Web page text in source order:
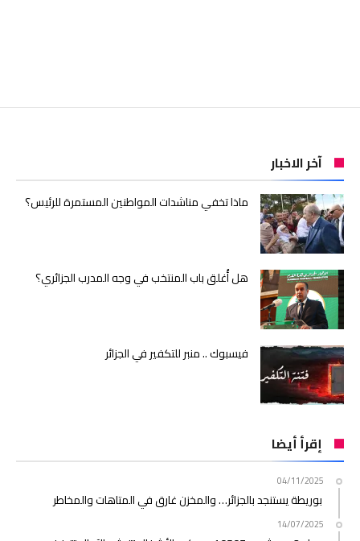
آخر الاخبار
ماذا تخفي مناشدات المواطنين المستمرة للرئيس؟
هل أُغلق باب المنتخب في وجه المدرب الجزائري؟
فيسبوك .. منبر للتكفير في الجزائر
إقرأ أيضا
04/11/2025
بوريطة يستنجد بالجزائر… والمخزن غارق في المتاهات والمخاطر
14/07/2025